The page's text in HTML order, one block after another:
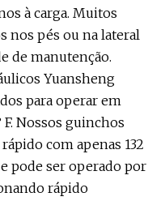
à carga. Muitos
nos pés ou na lateral
de manutenção.
Yuansheng
para operar em
Nossos guinchos
com apenas 132
pode ser operado por
rápido